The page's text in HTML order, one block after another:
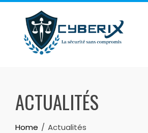
Skip
content
ACTUALITÉS
Home Actualités